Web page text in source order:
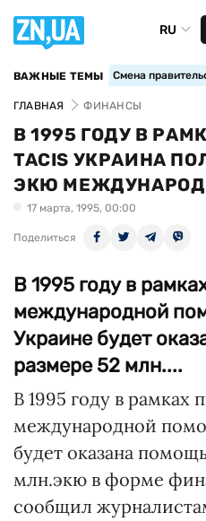
RU
ВАЖНЫЕ ТЕМЫ Смена
ГЛАВНАЯ ФИНАНСЫ
В 1995 ГОДУ В
TACIS УКРАИНА
ЭКЮ
17 марта, 1995, 00:00
Поделиться
В 1995 году в
международной
Украине будет
размере 52 млн....
В 1995 году в рамках
международной
будет оказана
млн.экю в форме
сообщил